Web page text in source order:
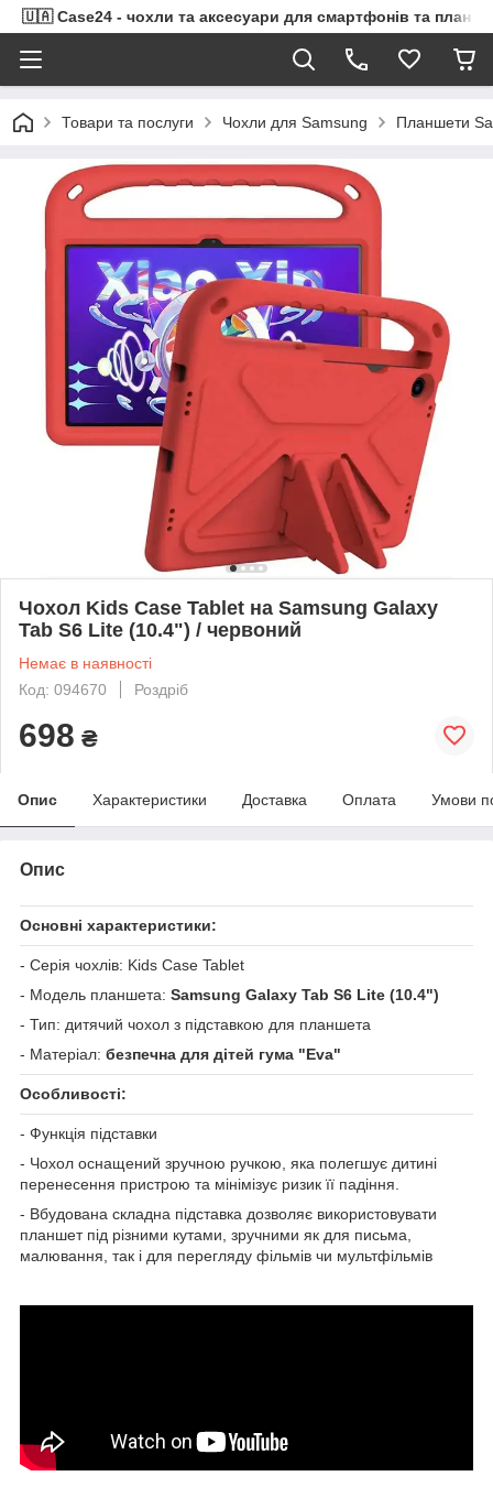
🇺🇦 Case24 - чохли та аксесуари для смартфонів та
Товари та послуги Чохли для Samsung Планшети
Чохол Kids Case Tablet на Samsung Galaxy
Tab S6 Lite (10.4") / червоний
Немає в наявності
Код: 094670
Роздріб
698 ₴
Опис Характеристики Доставка Оплата Умови
Опис
Основні характеристики:
- Серія чохлів: Kids Case Tablet
- Модель планшета: Samsung Galaxy Tab S6 Lite (10.4")
- Тип: дитячий чохол з підставкою для планшета
- Матеріал: безпечна для дітей гума "Eva"
Особливості:
- Функція підставки
- Чохол оснащений зручною ручкою, яка полегшує дитині
перенесення пристрою та мінімізує ризик її падіння.
- Вбудована складна підставка дозволяє використовувати
планшет під різними кутами, зручними як для письма,
малювання, так і для перегляду фільмів чи мультфільмів